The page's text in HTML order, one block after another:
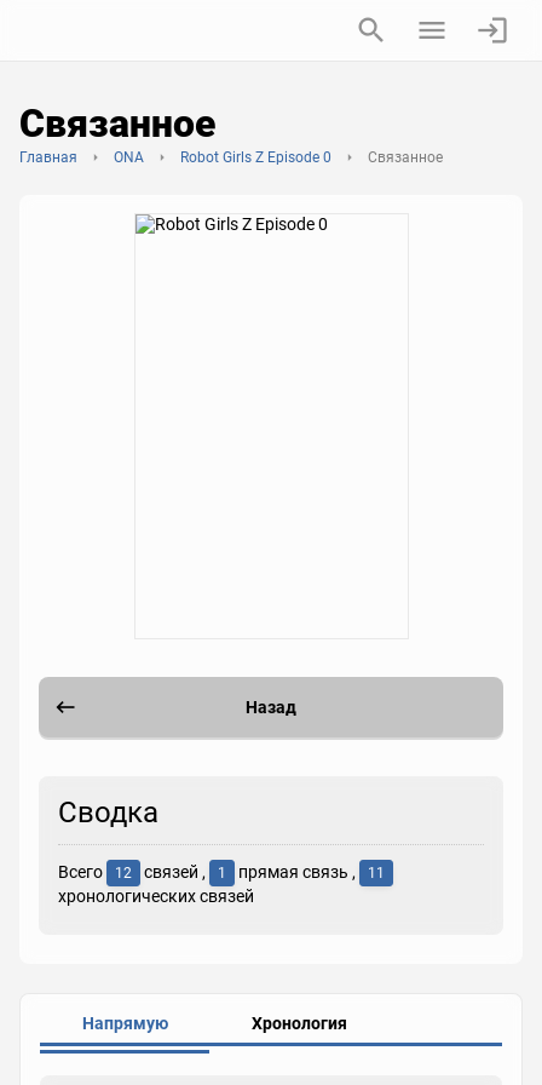
Связанное
Главная ONA Robot Girls Z Episode 0 Связанное
Назад
Сводка
Всего 12 связей , 1 прямая связь , 11
хронологических связей
Напрямую Хронология